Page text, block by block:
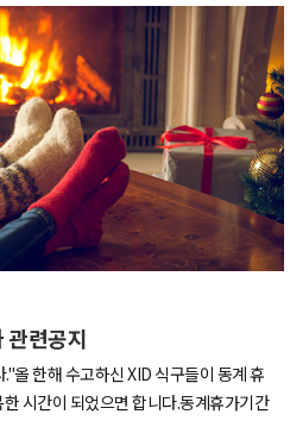
어있는 디자인 결과물을 보는거였어요.
이런 한국적인 세련됨 너무 좋아요색감
할 수 있는 능력과 기회, 모두 부럽습니다
주바당을 보니 건강한 강아지가 떠오르
당을..)'per gram' 이라는 부스입니다.감
양이 너무 감각적이고 예쁘지 않나요?제
서 써보고 싶었어요.쨔쟌- 우리에게 단비
)어스맨 'Earth Man' 이라는 기업이었는
건과일과 직물을팔아주는 착한 기업인
었는데용많이 집어먹었는데두 눈치안
했습니다 '어스맨' 화이팅ㅋㅋ물건너왔
코백들시간의직물을 판대요.. 멋져부러
리빙용품벽시계와 여러 폼의 벽걸이가
립감 좋아보이는친환경 겟쳐크뤠용~많
어요~저도 함께 불살랐는데 저기 토끼그
을받았습니다.기다려서라도 먹고야 말겠
1시간 기다리게 될 거라는 예언주걱..저
로나누어서 식사를 했답니당~!기다린 보
쌀한 날마다 생각날 것 같은 그 맛이었죠
향한곳은 국내에서 손꼽히는커피맛으로
하시는 부부는맛있는 커피와 원두를 찾
신대요!이렇게 직접 마중나오셔서 사진
보니 커피사진이 없...;;)| 아름답게 계단을
시간가는 줄 모르고 천안에서 놀다가밤
많이 늘어나다 보니..숙소가 으리으리하
진은 없는데 진짜 먹었어요 진짜에요
.갈.비 꼭구워드세요.!!!그냥 혹시나 해서
베큐에 등뼈는 필수입니다. 이거슨 법으
올리는 순간도 침이 넘어갑니당" 자 다들
관련공지
올 한해 수고하신 XID 식구들이 동계 휴
시간이 되었으면 합니다.동계휴가기간